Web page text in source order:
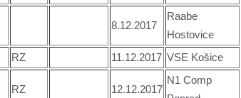
8.12.2017
Raabe
Hostovice
RZ 11.12.2017 VSE Košice
RZ 12.12.2017
N1 Comp